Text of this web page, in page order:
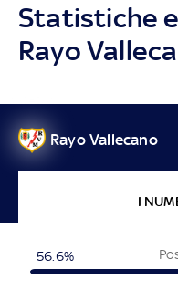
Statistiche
Rayo
Rayo Vallecano
I
56.6%